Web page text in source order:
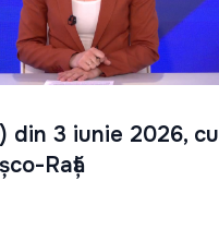
din 3 iunie 2026, cu
Rață